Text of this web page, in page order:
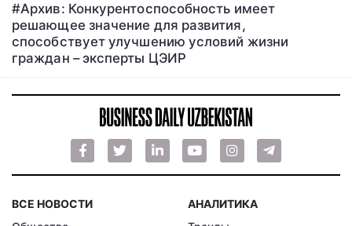
#Архив: Конкурентоспособность имеет
решающее значение для развития,
способствует улучшению условий жизни
граждан – эксперты ЦЭИР
ВСЕ НОВОСТИ
АНАЛИТИКА